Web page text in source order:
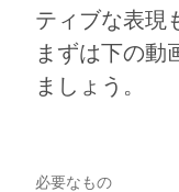
ティブな表現
まずは下の動
ましょう。
必要なもの